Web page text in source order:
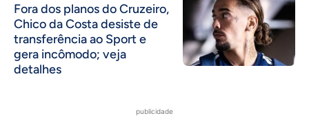
Fora dos planos do Cruzeiro,
Chico da Costa desiste de
transferência ao Sport e
gera incômodo; veja
detalhes
publicidade